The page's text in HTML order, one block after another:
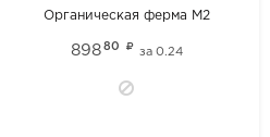
Органическая ферма М2
898 80 за 0.24